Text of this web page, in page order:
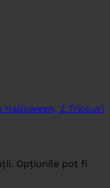
2 Tricouri
Opțiunile pot fi